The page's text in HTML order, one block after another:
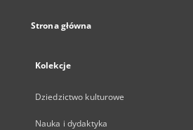
Strona główna
Kolekcje
Dziedzictwo kulturowe
Nauka i dydaktyka